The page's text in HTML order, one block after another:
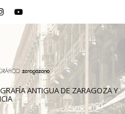
ANTIGUA DE ZARAGOZA Y